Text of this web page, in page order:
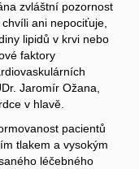
zvláštní pozornost
ani nepociťuje,
lipidů v krvi nebo
faktory
Jaromír Ožana,
v hlavě.
pacientů
tlakem a vysokým
léčebného